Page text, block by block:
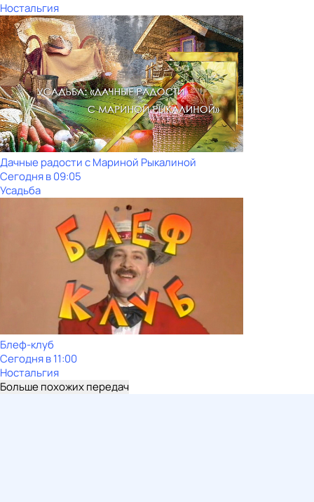
Ностальгия
Дачные радости с Мариной Рыкалиной
Сегодня в 09:05
Усадьба
Блеф-клуб
Сегодня в 11:00
Ностальгия
Больше похожих передач